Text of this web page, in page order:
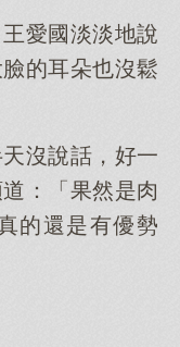
愛國淡淡地說
的耳朵也沒鬆
沒說話，好一
：「果然是肉
的還是有優勢